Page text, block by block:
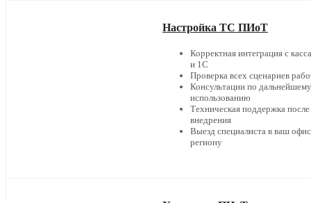
Настройка ТС ПИоТ
Корректная интеграция с
и 1С
Проверка всех сценариев
Консультации по дальнейшему
использованию
Техническая поддержка после
внедрения
Выезд специалиста в ваш
региону